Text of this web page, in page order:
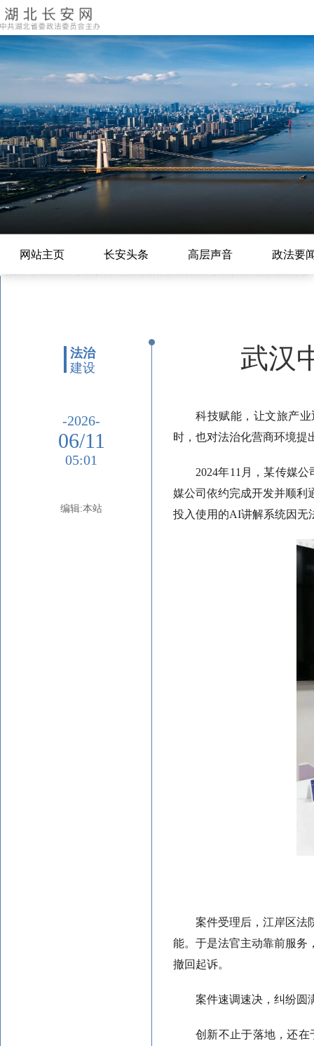
网站主页 长安头条 高层声音 政法要
法治
建设
-2026-
06/11
05:01
编辑:本站
武汉
科技赋能，让文旅产
时，也对法治化营商环境提
2024年11月，某传媒
媒公司依约完成开发并顺利
投入使用的AI讲解系统因无
案件受理后，江岸区法
能。于是法官主动靠前服
撤回起诉。
案件速调速决，纠纷圆
创新不止于落地，还